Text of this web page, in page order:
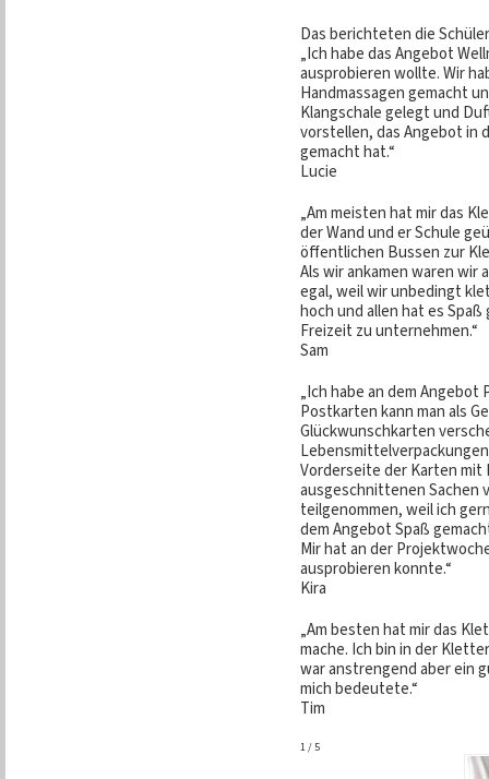
Das berichteten die
„Ich habe das Angebot
ausprobieren wollte. Wir
Handmassagen gemacht
Klangschale gelegt und
vorstellen, das Angebot in
gemacht hat.“
Lucie
„Am meisten hat mir das
der Wand und er Schule
öffentlichen Bussen zur
Als wir ankamen waren wir
egal, weil wir unbedingt
hoch und allen hat es
Freizeit zu unternehmen.“
Sam
„Ich habe an dem
Postkarten kann man als
Glückwunschkarten
Vorderseite der Karten
ausgeschnittenen Sachen
teilgenommen, weil ich
dem Angebot Spaß
Mir hat an der
ausprobieren konnte.“
Kira
„Am besten hat mir das
mache. Ich bin in der
war anstrengend aber ein
mich bedeutete.“
Tim
1/5